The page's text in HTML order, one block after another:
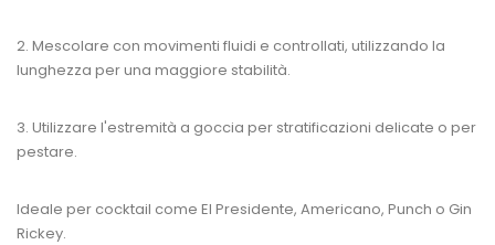
2. Mescolare con movimenti fluidi e controllati, utilizzando la
lunghezza per una maggiore stabilità.
3. Utilizzare l'estremità a goccia per stratificazioni delicate o per
pestare.
Ideale per cocktail come El Presidente, Americano, Punch o Gin
Rickey.